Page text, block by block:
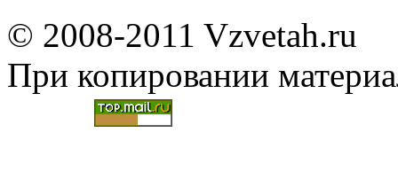
© 2008-2011 Vzvetah.ru
При копировании